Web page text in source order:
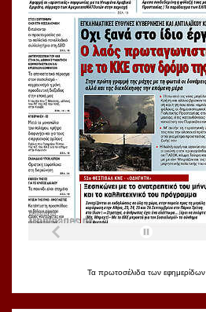
Τα πρωτοσέλιδα των εφημερίδων